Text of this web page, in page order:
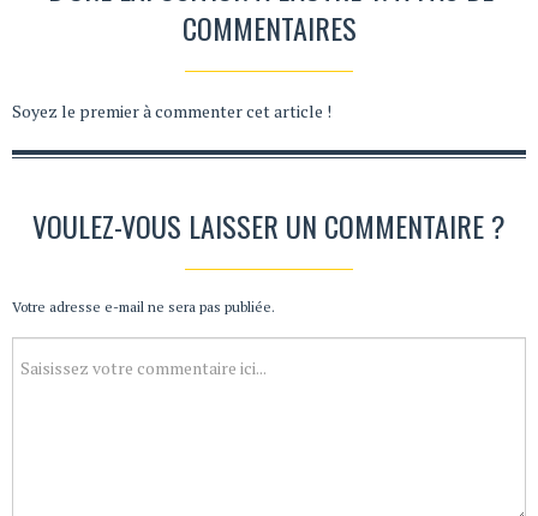
COMMENTAIRES
Soyez le premier à commenter cet article !
VOULEZ-VOUS LAISSER UN COMMENTAIRE ?
Votre adresse e-mail ne sera pas publiée.